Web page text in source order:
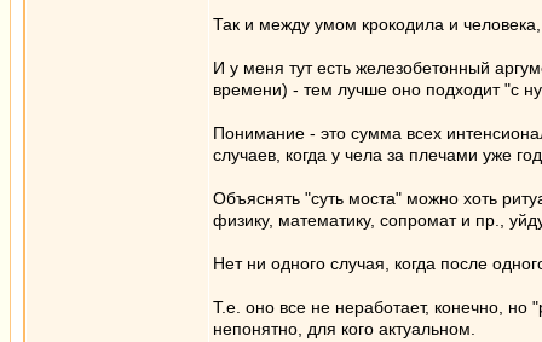
Так и между умом крокодила и
И у меня тут есть железобетонный
времени) - тем лучше оно подходит "с
Понимание - это сумма всех
случаев, когда у чела за плечами уже
Объяснять "суть моста" можно хоть
физику, математику, сопромат и пр.,
Нет ни одного случая, когда после
Т.е. оно все не неработает, конечно,
непонятно, для кого актуальном.